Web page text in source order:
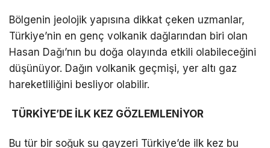
Bölgenin jeolojik yapısına dikkat çeken uzmanlar,
Türkiye’nin en genç volkanik dağlarından biri olan
Hasan Dağı’nın bu doğa olayında etkili olabileceğini
düşünüyor. Dağın volkanik geçmişi, yer altı gaz
hareketliliğini besliyor olabilir.
TÜRKİYE’DE İLK KEZ GÖZLEMLENİYOR
Bu tür bir soğuk su gayzeri Türkiye’de ilk kez bu